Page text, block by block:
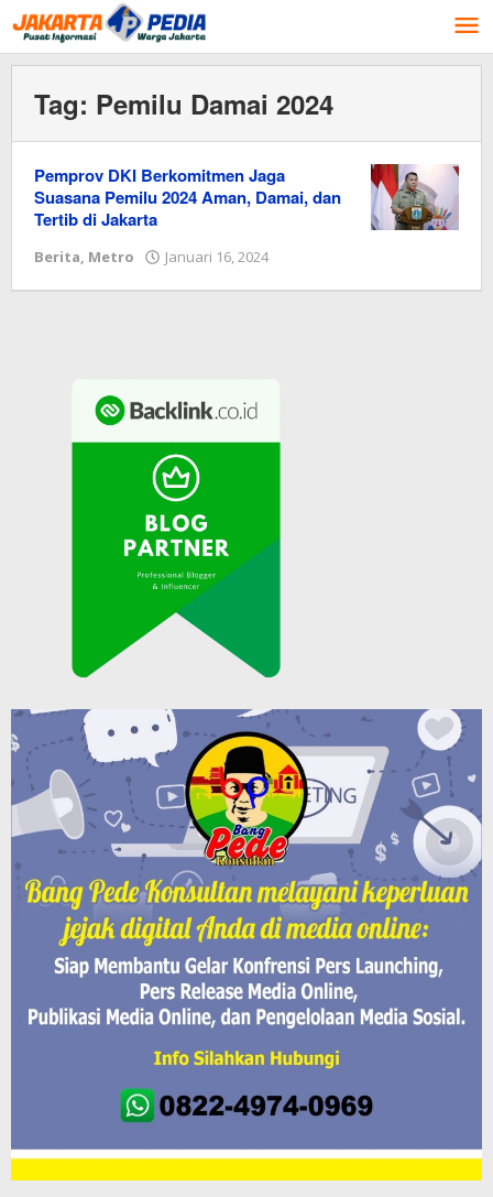
Lewati
ke
konten
Tag: Pemilu Damai 2024
Pemprov DKI Berkomitmen Jaga
Suasana Pemilu 2024 Aman, Damai, dan
Tertib di Jakarta
Berita, Metro Januari 16, 2024